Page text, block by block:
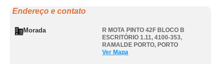
Endereço e contato
Morada
R MOTA PINTO 42F BLOCO B
ESCRITÓRIO 1.11, 4100-353,
RAMALDE PORTO, PORTO
Ver Mapa